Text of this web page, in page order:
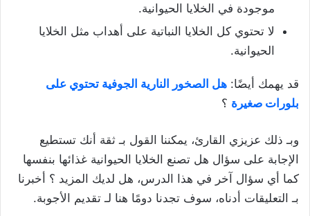
موجودة في الخلايا الحيوانية.
لا تحتوي كل الخلايا النباتية على أهداب مثل الخلايا
الحيوانية.
قد يهمك أيضًا: هل الصخور النارية الجوفية تحتوي على
بلورات صغيرة ؟
وبـ ذلك عزيزي القارئ، يمكننا القول بـ ثقة أنك تستطيع
الإجابة على سؤال هل تصنع الخلايا الحيوانية غذائها بنفسها
كما أي سؤال آخر في هذا الدرس، هل لديك المزيد ؟ أخبرنا
بـ التعليقات أدناه، سوف تجدنا دومًا هنا لـ تقديم الأجوبة.